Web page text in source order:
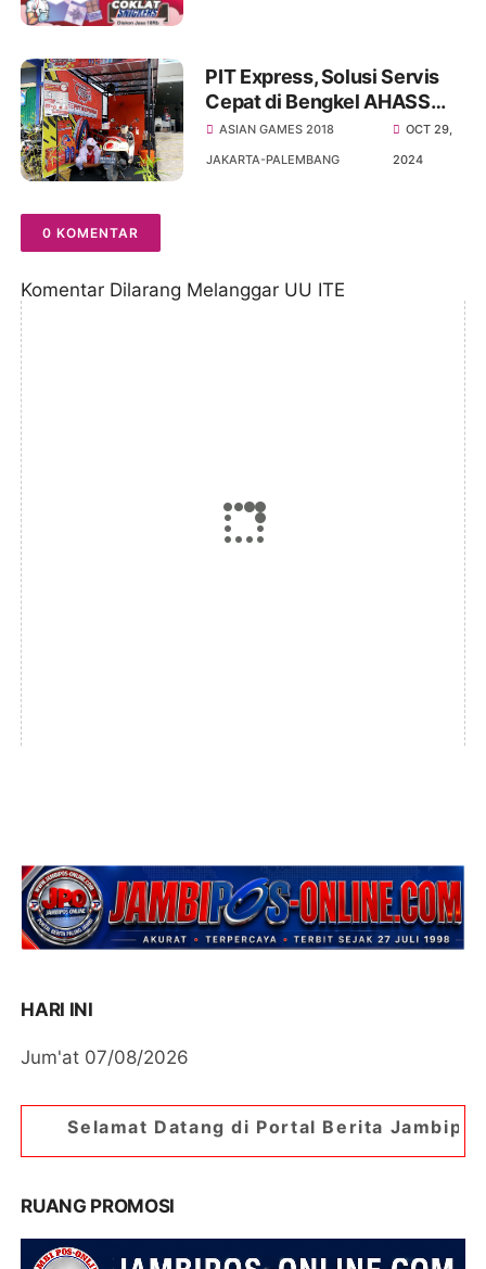
PIT Express, Solusi Servis
Cepat di Bengkel AHASS
Jambi
ASIAN GAMES 2018
JAKARTA-PALEMBANG
OCT 29,
2024
0 KOMENTAR
Komentar Dilarang Melanggar UU ITE
HARI INI
Jum'at 07/08/2026
di Portal Berita Jambipos Online. Portal
RUANG PROMOSI